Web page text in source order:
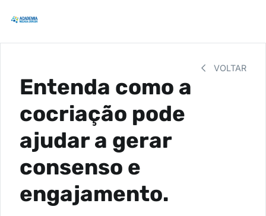
VOLTAR
Entenda como a
cocriação pode
ajudar a gerar
consenso e
engajamento.